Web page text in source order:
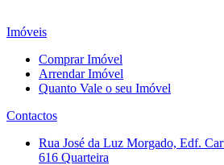
Imóveis
Comprar Imóvel
Arrendar Imóvel
Quanto Vale o seu Imóvel
Contactos
Rua José da Luz Morgado, Edf.
616 Quarteira